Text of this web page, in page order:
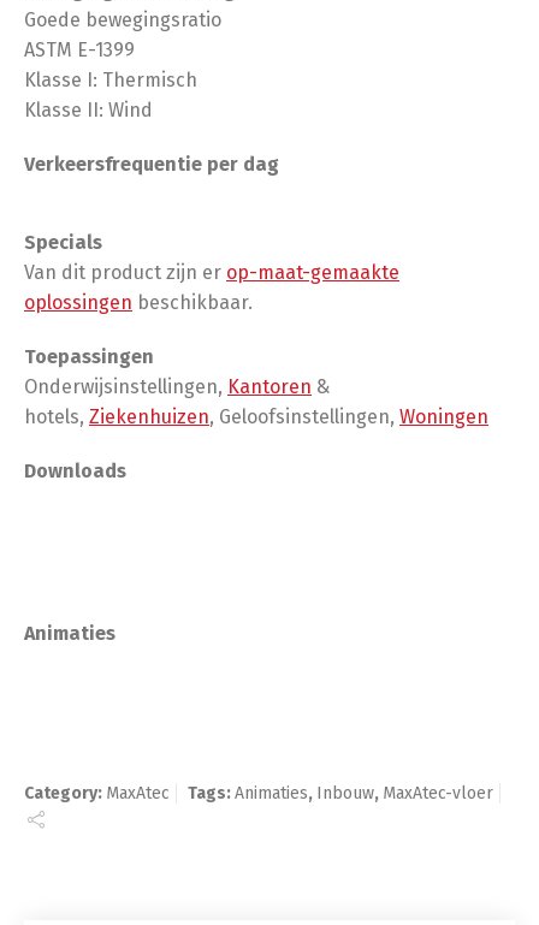
Goede bewegingsratio
ASTM E-1399
Klasse I: Thermisch
Klasse II: Wind
Verkeersfrequentie per dag
Specials
Van dit product zijn er op-maat-gemaakte
oplossingen beschikbaar.
Toepassingen
Onderwijsinstellingen, Kantoren &
hotels, Ziekenhuizen, Geloofsinstellingen, Woningen
Downloads
Animaties
Category: MaxAtec Tags:Animaties, Inbouw, MaxAtec-vloer